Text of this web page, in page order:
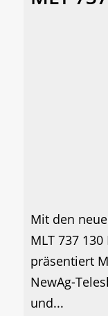
Mit den
MLT 737 130
präsentiert
NewAg-
und...